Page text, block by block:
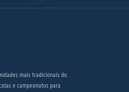
mais tradicionais do
e campeonatos para